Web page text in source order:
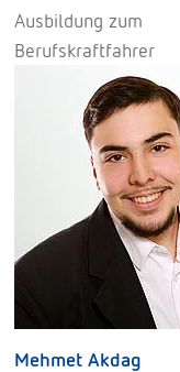
Ausbildung zum
Berufskraftfahrer
Mehmet Akdag